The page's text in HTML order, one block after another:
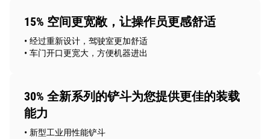
15% 空间更宽敞，让操作员更感舒适
• 经过重新设计，驾驶室更加舒适
• 车门开口更宽大，方便机器进出
30% 全新系列的铲斗为您提供更佳的装载
能力
• 新型工业用性能铲斗